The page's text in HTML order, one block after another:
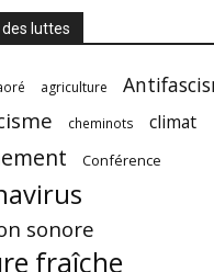
luttes
agriculture
cheminots climat
Conférence
sonore
fraîche